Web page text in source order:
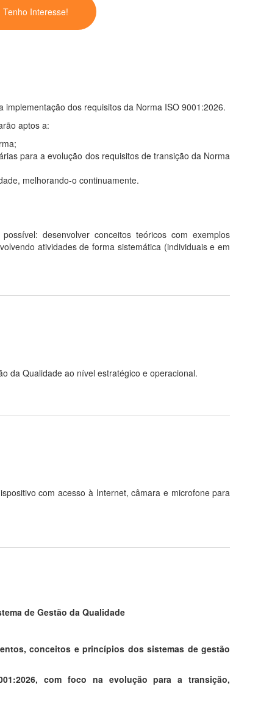
Tenho Interesse!
implementação dos requisitos da Norma ISO 9001:2026.
aptos a:
para a evolução dos requisitos de transição da Norma
melhorando-o continuamente.
desenvolver conceitos teóricos com exemplos
atividades de forma sistemática (individuais e em
da Qualidade ao nível estratégico e operacional.
com acesso à Internet, câmara e microfone para
de Gestão da Qualidade
conceitos e princípios dos sistemas de gestão
com foco na evolução para a transição,